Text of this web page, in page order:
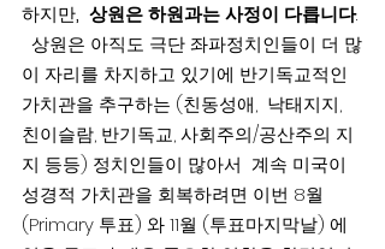
하지만,  상원은 하원과는 사정이 다릅니다.
  상원은 아직도 극단 좌파정치인들이 더 많
이 자리를 차지하고 있기에 반기독교적인
가치관을 추구하는 (친동성애,  낙태지지,
친이슬람, 반기독교, 사회주의/공산주의 지
지 등등) 정치인들이 많아서  계속 미국이
성경적 가치관을 회복하려면 이번 8월
(Primary 투표) 와 11월 (투표마지막날) 에